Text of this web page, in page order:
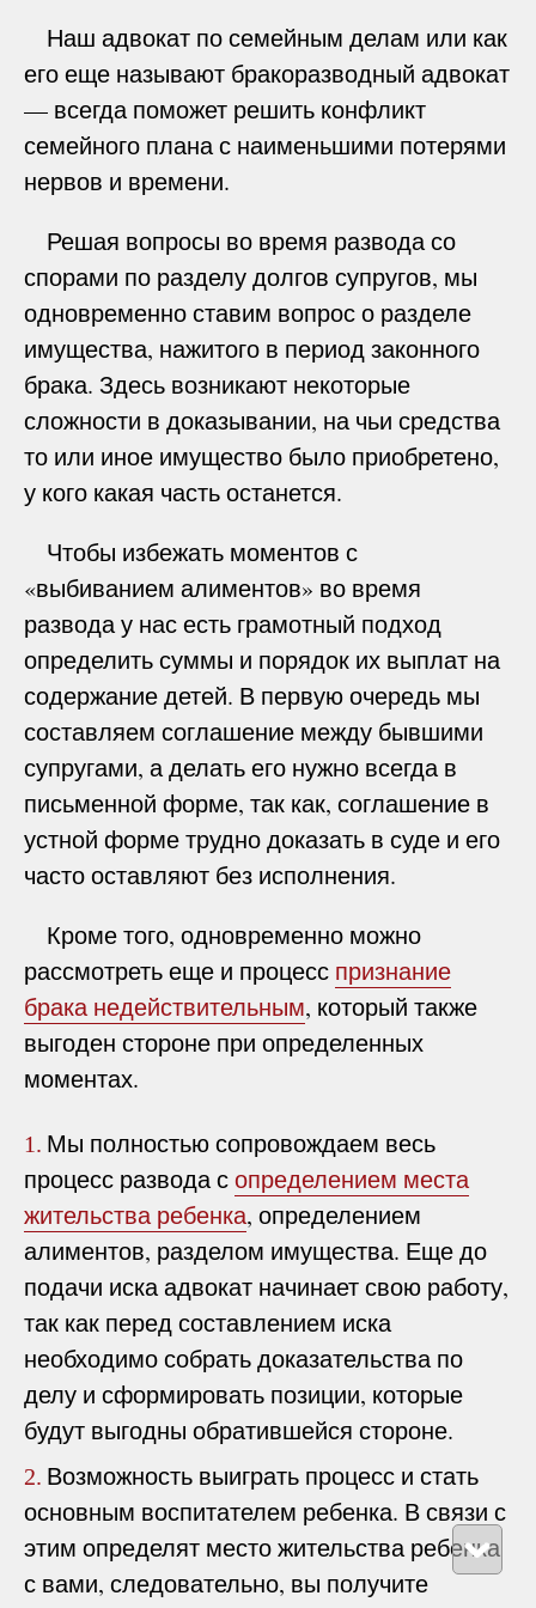
Наш адвокат по семейным делам или как
его еще называют бракоразводный адвокат
— всегда поможет решить конфликт
семейного плана с наименьшими потерями
нервов и времени.
Решая вопросы во время развода со
спорами по разделу долгов супругов, мы
одновременно ставим вопрос о разделе
имущества, нажитого в период законного
брака. Здесь возникают некоторые
сложности в доказывании, на чьи средства
то или иное имущество было приобретено,
у кого какая часть останется.
Чтобы избежать моментов с
«выбиванием алиментов» во время
развода у нас есть грамотный подход
определить суммы и порядок их выплат на
содержание детей. В первую очередь мы
составляем соглашение между бывшими
супругами, а делать его нужно всегда в
письменной форме, так как, соглашение в
устной форме трудно доказать в суде и его
часто оставляют без исполнения.
Кроме того, одновременно можно
рассмотреть еще и процесс признание
брака недействительным, который также
выгоден стороне при определенных
моментах.
1. Мы полностью сопровождаем весь
процесс развода сопределением места
жительства ребенка, определением
алиментов, разделом имущества. Еще до
подачи иска адвокат начинает свою работу,
так как перед составлением иска
необходимо собрать доказательства по
делу и сформировать позиции, которые
будут выгодны обратившейся стороне.
2. Возможность выиграть процесс и стать
основным воспитателем ребенка. В связи с
этим определят место жительства ребенка
с вами, следовательно, вы получите